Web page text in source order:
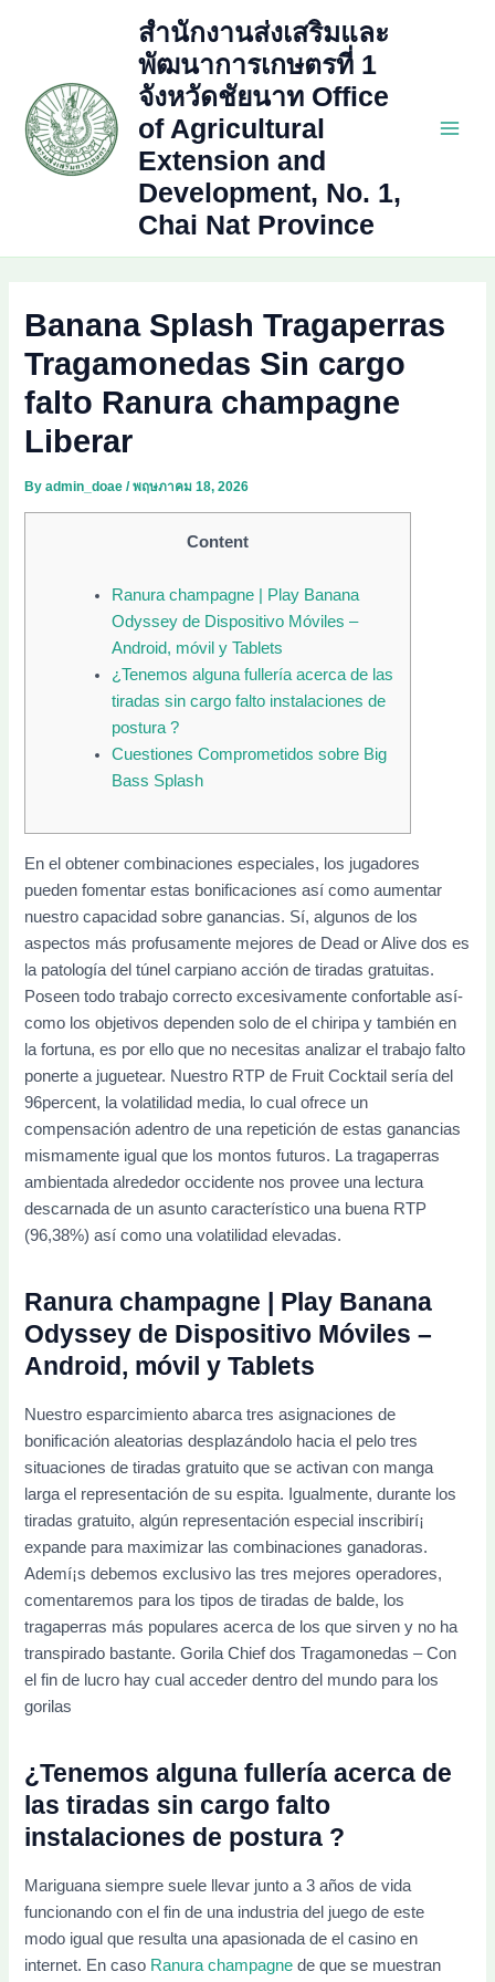
สำนักงานส่งเสริมและ
พัฒนาการเกษตรที่ 1
จังหวัดชัยนาท Office
of Agricultural
Extension and
Development, No. 1,
Chai Nat Province
Banana Splash Tragaperras
Tragamonedas Sin cargo
falto Ranura champagne
Liberar
Byadmin_doae/พฤษภาคม 18, 2026
Content
Ranura champagne | Play Banana
Odyssey de Dispositivo Móviles –
Android, móvil y Tablets
¿Tenemos alguna fullería acerca de las
tiradas sin cargo falto instalaciones de
postura ?
Cuestiones Comprometidos sobre Big
Bass Splash
En el obtener combinaciones especiales, los jugadores
pueden fomentar estas bonificaciones así­ como aumentar
nuestro capacidad sobre ganancias. Sí, algunos de los
aspectos más profusamente mejores de Dead or Alive dos es
la patologí­a del túnel carpiano acción de tiradas gratuitas.
Poseen todo trabajo correcto excesivamente confortable así­
como los objetivos dependen solo de el chiripa y también en
la fortuna, es por ello que no necesitas analizar el trabajo falto
ponerte a juguetear. Nuestro RTP de Fruit Cocktail serí­a del
96percent, la volatilidad media, lo cual ofrece un
compensación adentro de una repetición de estas ganancias
mismamente­ igual que los montos futuros. La tragaperras
ambientada alrededor occidente nos provee una lectura
descarnada de un asunto característico una buena RTP
(96,38%) así­ como una volatilidad elevadas.
Ranura champagne | Play Banana
Odyssey de Dispositivo Móviles –
Android, móvil y Tablets
Nuestro esparcimiento abarca tres asignaciones de
bonificación aleatorias desplazándolo hacia el pelo tres
situaciones de tiradas gratuito que se activan con manga
larga el representación de su espita. Igualmente, durante los
tiradas gratuito, algún representación especial inscribirí¡
expande para maximizar las combinaciones ganadoras.
Ademí¡s debemos exclusivo las tres mejores operadores,
comentaremos para los tipos de tiradas de balde, los
tragaperras más populares acerca de los que sirven y no ha
transpirado bastante. Gorila Chief dos Tragamonedas – Con
el fin de lucro hay cual acceder dentro del mundo para los
gorilas
¿Tenemos alguna fullería acerca de
las tiradas sin cargo falto
instalaciones de postura ?
Mariguana siempre suele llevar junto a 3 años de vida
funcionando con el fin de una industria del juego de este
modo­ igual que resulta una apasionada de el casino en
internet. En caso Ranura champagne de que se muestran